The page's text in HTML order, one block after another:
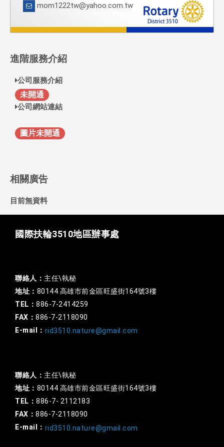
mom1222tw@yahoo.com.tw
進階服務介紹
公司服務介紹
未開通
公司網站連結
圖片未開通
相關廣告
目前無資料
國際扶輪3510地區辦事處
聯絡人： 主任\執秘
地址： 80144 高雄市前金區旺盛街164號3樓
TEL： 886-7-2414259
FAX： 886-7-2118090
E-mail： rid3510.nature@gmail.com
聯絡人： 主任\執秘
地址： 80144 高雄市前金區旺盛街164號3樓
TEL： 886-7- 2112183
FAX： 886-7-2118090
E-mail： rid3510.nature@gmail.com